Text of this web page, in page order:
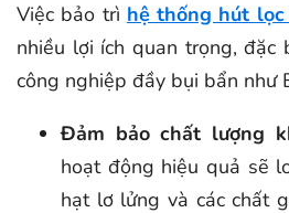
Việc bảo trì hệ thống hút lọc
nhiều lợi ích quan trọng, đặc
công nghiệp đầy bụi bẩn như
Đảm bảo chất lượng
hoạt động hiệu quả sẽ
hạt lơ lửng và các chất